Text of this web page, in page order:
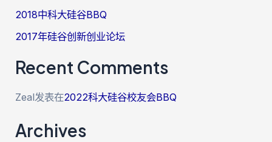
2018中科大硅谷BBQ
2017年硅谷创新创业论坛
Recent Comments
Zeal发表在2022科大硅谷校友会BBQ
Archives